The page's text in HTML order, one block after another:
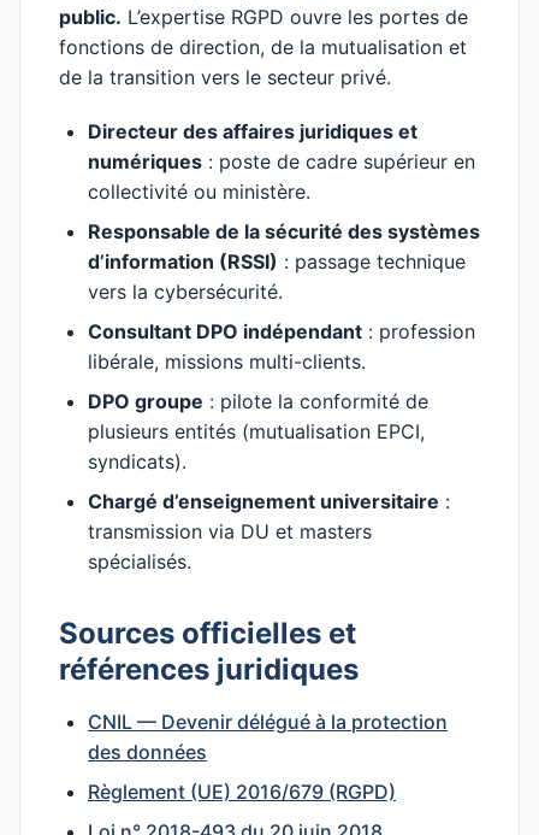
public. L’expertise RGPD ouvre les portes de
fonctions de direction, de la mutualisation et
de la transition vers le secteur privé.
Directeur des affaires juridiques et
numériques : poste de cadre supérieur en
collectivité ou ministère.
Responsable de la sécurité des systèmes
d’information (RSSI) : passage technique
vers la cybersécurité.
Consultant DPO indépendant : profession
libérale, missions multi-clients.
DPO groupe : pilote la conformité de
plusieurs entités (mutualisation EPCI,
syndicats).
Chargé d’enseignement universitaire :
transmission via DU et masters
spécialisés.
Sources officielles et
références juridiques
CNIL — Devenir délégué à la protection
des données
Règlement (UE) 2016/679 (RGPD)